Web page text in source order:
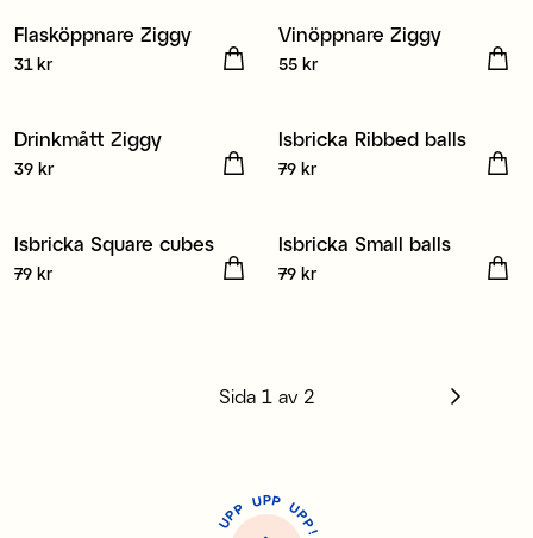
Flasköppnare Ziggy
Pris:
31 kr
Vinöppnare Ziggy
Pris:
55 kr
Drinkmått Ziggy
Pris:
39 kr
Isbricka Ribbed balls
Pris:
79 kr
Isbricka Square cubes
Pris:
79 kr
Isbricka Small balls
Pris:
79 kr
Sida 1 av 2
U
P
P UPP UP
P
!